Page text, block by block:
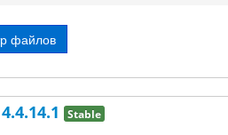
файлов
Stable